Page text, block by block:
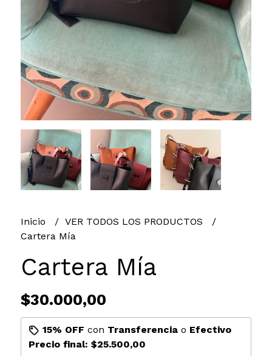
Inicio
VER TODOS LOS PRODUCTOS
Cartera Mía
Cartera Mía
$30.000,00
15% OFF con Transferenciao Efectivo
Precio final: $25.500,00